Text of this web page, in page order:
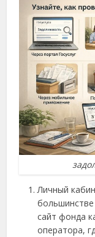
Личный
сайт фонда
оператора,